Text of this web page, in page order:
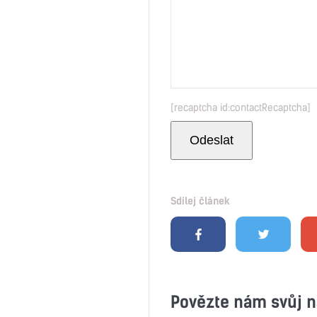
[recaptcha id:contactRecaptcha]
Sdílej článek
Povězte nám svůj